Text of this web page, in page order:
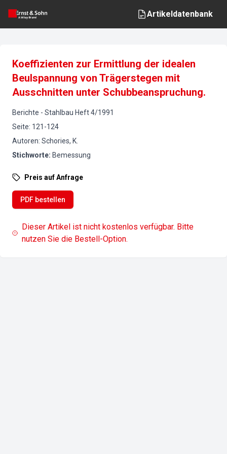
Artikeldatenbank
Koeffizienten zur Ermittlung der idealen
Beulspannung von Trägerstegen mit
Ausschnitten unter Schubbeanspruchung.
Berichte - Stahlbau Heft4/1991
Seite: 121-124
Autoren: Schories, K.
Stichworte: Bemessung
Preis auf Anfrage
PDF bestellen
Dieser Artikel ist nicht kostenlos verfügbar. Bitte
nutzen Sie die Bestell-Option.